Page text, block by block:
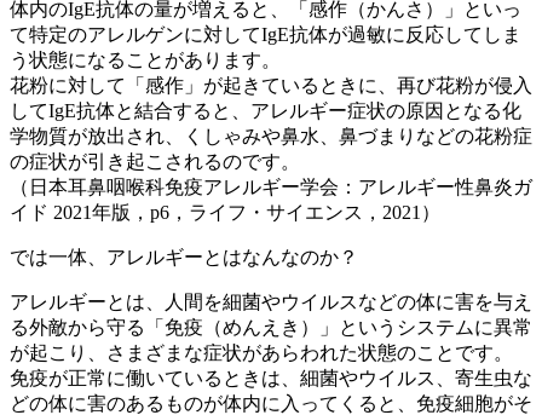
体内のIgE抗体の量が増えると、「感作（かんさ）」といっ
て特定のアレルゲンに対してIgE抗体が過敏に反応してしま
う状態になることがあります。
花粉に対して「感作」が起きているときに、再び花粉が侵入
してIgE抗体と結合すると、アレルギー症状の原因となる化
学物質が放出され、くしゃみや鼻水、鼻づまりなどの花粉症
の症状が引き起こされるのです。
（日本耳鼻咽喉科免疫アレルギー学会：アレルギー性鼻炎ガ
イド 2021年版，p6，ライフ・サイエンス，2021）
では一体、アレルギーとはなんなのか？
アレルギーとは、人間を細菌やウイルスなどの体に害を与え
る外敵から守る「免疫（めんえき）」というシステムに異常
が起こり、さまざまな症状があらわれた状態のことです。
免疫が正常に働いているときは、細菌やウイルス、寄生虫な
どの体に害のあるものが体内に入ってくると、免疫細胞がそ